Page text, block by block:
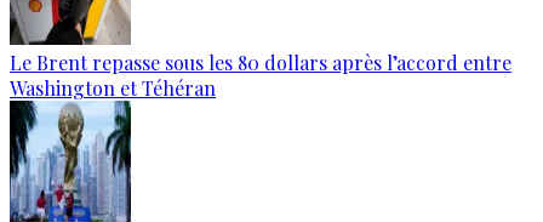
Le Brent repasse sous les 80 dollars après l’accord entre
Washington et Téhéran